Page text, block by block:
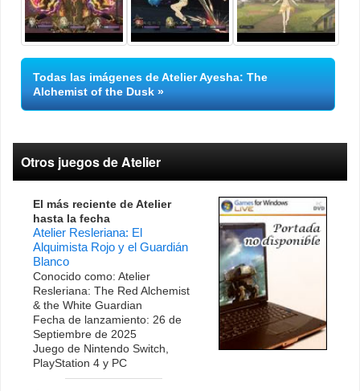
Todas las imágenes de Atelier Ayesha: The
Alchemist of the Dusk
Otros juegos de Atelier
El más reciente de Atelier
hasta la fecha
Atelier Resleriana: El
Alquimista Rojo y el Guardián
Blanco
Conocido como: Atelier
Resleriana: The Red Alchemist
& the White Guardian
Fecha de lanzamiento: 26 de
Septiembre de 2025
Juego de Nintendo Switch,
PlayStation 4 y PC